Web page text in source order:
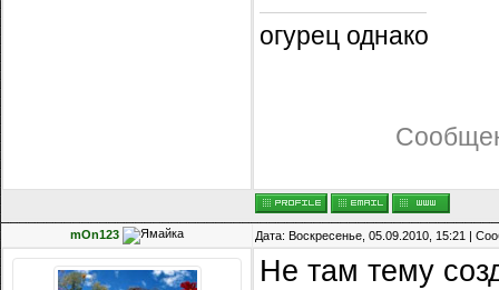
огурец однако
mOn123 Дата: Воскресенье, 05.09.2010, 15:21 |
Не там тему